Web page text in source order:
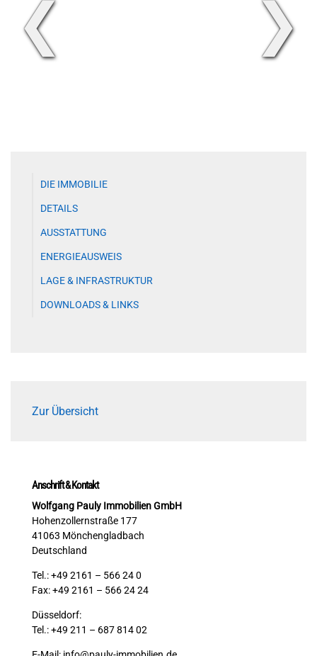
❮ ❯
DIE IMMOBILIE
DETAILS
AUSSTATTUNG
ENERGIEAUSWEIS
LAGE & INFRASTRUKTUR
DOWNLOADS & LINKS
Zur Übersicht
Anschrift & Kontakt
Wolfgang Pauly Immobilien GmbH
Hohenzollernstraße 177
41063 Mönchengladbach
Deutschland
Tel.: +49 2161 – 566 24 0
Fax: +49 2161 – 566 24 24
Düsseldorf:
Tel.: +49 211 – 687 814 02